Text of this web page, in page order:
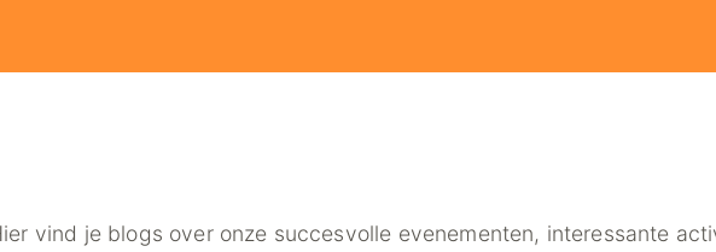
vind je blogs over onze succesvolle evenementen, interessante